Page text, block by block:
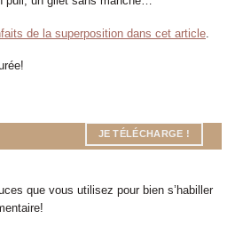
de la superposition dans cet article
JE TÉLÉCHARGE !
que vous utilisez pour bien s’habiller